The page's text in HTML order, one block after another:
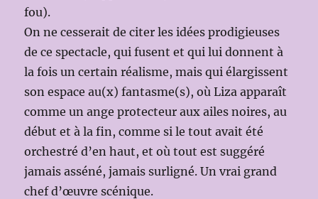
fou).
On ne cesserait de citer les idées prodigieuses
de ce spectacle, qui fusent et qui lui donnent à
la fois un certain réalisme, mais qui élargissent
son espace au(x) fantasme(s), où Liza apparaît
comme un ange protecteur aux ailes noires, au
début et à la fin, comme si le tout avait été
orchestré d’en haut, et où tout est suggéré
jamais asséné, jamais surligné. Un vrai grand
chef d’œuvre scénique.